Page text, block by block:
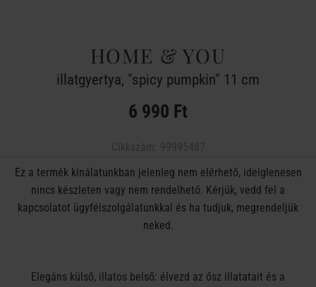
HOME & YOU
illatgyertya, "spicy pumpkin" 11 cm
6 990 Ft
Ez a termék kínálatunkban jelenleg nem elérhető, ideiglenesen
nincs készleten vagy nem rendelhető. Kérjük, vedd fel a
kapcsolatot ügyfélszolgálatunkkal és ha tudjuk, megrendeljük
neked.
Elegáns külső, illatos belső: élvezd az ősz illatatait és a